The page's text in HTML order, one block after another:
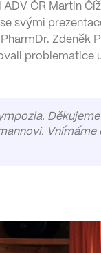
ČR Martin
svými
Zdeněk
problematice